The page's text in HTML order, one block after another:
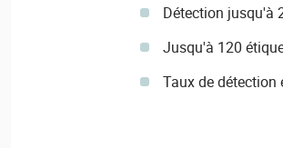
Détection jusqu'à
Jusqu'à 120
Taux de détection